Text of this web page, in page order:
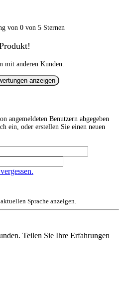
von 0 von 5 Sternen
mit anderen Kunden.
anzeigen
angemeldeten Benutzern abgegeben
ein, oder erstellen Sie einen neuen
Sprache anzeigen.
Teilen Sie Ihre Erfahrungen